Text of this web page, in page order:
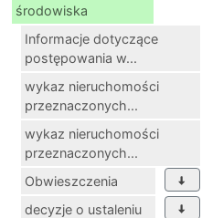
środowiska
Informacje dotyczące
postępowania w...
wykaz nieruchomości
przeznaczonych...
wykaz nieruchomości
przeznaczonych...
Obwieszczenia
decyzje o ustaleniu